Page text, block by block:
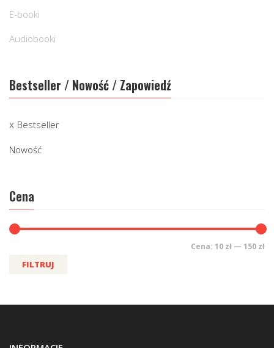
E-booki
Audiobooki
Bestseller / Nowość / Zapowiedź
Bestseller
Nowość
Cena
FILTRUJ
Cena: 10 zł — 150 zł